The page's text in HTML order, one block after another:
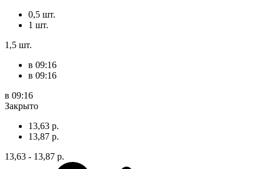
0,5 шт.
1 шт.
1,5 шт.
в 09:16
в 09:16
в 09:16
Закрыто
13,63 р.
13,87 р.
13,63 - 13,87 р.